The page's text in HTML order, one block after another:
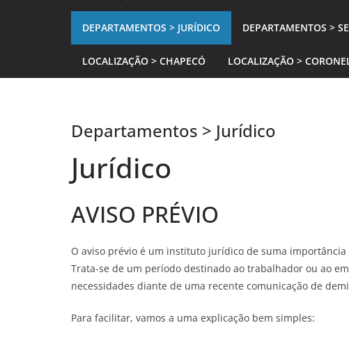
DEPARTAMENTOS > JURÍDICO DEPARTAMENTOS >
LOCALIZAÇÃO > CHAPECÓ LOCALIZAÇÃO >
Departamentos > Jurídico
Jurídico
AVISO PRÉVIO
O aviso prévio é um instituto jurídico de suma
Trata-se de um período destinado ao trabalhador ou ao
necessidades diante de uma recente comunicação de
Para facilitar, vamos a uma explicação bem simples: